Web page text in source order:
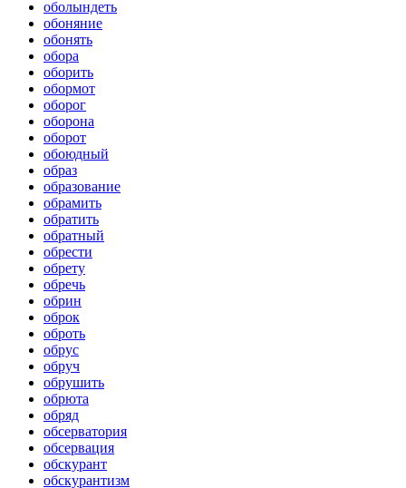
оболындеть
обоняние
обонять
обора
оборить
обормот
оборог
оборона
оборот
обоюдный
образ
образование
обрамить
обратить
обратный
обрести
обрету
обречь
обрин
оброк
оброть
обрус
обруч
обрушить
обрюта
обряд
обсерватория
обсервация
обскурант
обскурантизм